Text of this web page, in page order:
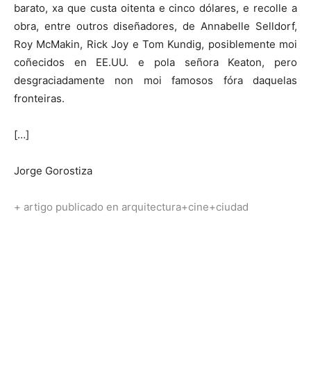
barato, xa que custa oitenta e cinco dólares, e recolle a
obra, entre outros diseñadores, de Annabelle Selldorf,
Roy McMakin, Rick Joy e Tom Kundig, posiblemente moi
coñecidos en EE.UU. e pola señora Keaton, pero
desgraciadamente non moi famosos fóra daquelas
fronteiras.
[…]
Jorge Gorostiza
+ artigo publicado en arquitectura+cine+ciudad